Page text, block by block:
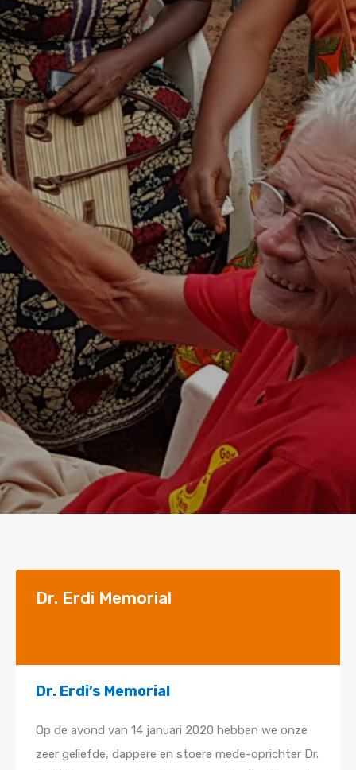
Dr. Erdi Memorial
Dr. Erdi’s Memorial
Op de avond van 14 januari 2020 hebben we onze
zeer geliefde, dappere en stoere mede-oprichter Dr.